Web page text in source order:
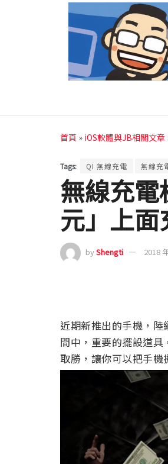
首頁 » iOS軟體與JB相關文章
Tags: QI 無線充電 無線充
無線充
元」上面
byShengti 2018
近期新推出的手機，
間中，重要的擺設道
取勝，讓你可以把手機